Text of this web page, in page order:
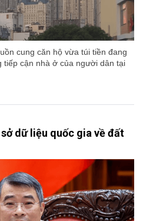
cung căn hộ vừa túi tiền đang
tiếp cận nhà ở của người dân tại
dữ liệu quốc gia về đất